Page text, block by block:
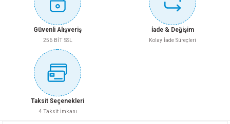
Güvenli Alışveriş
256 BİT SSL
İade & Değişim
Kolay İade Süreçleri
Taksit Seçenekleri
4 Taksit İmkanı